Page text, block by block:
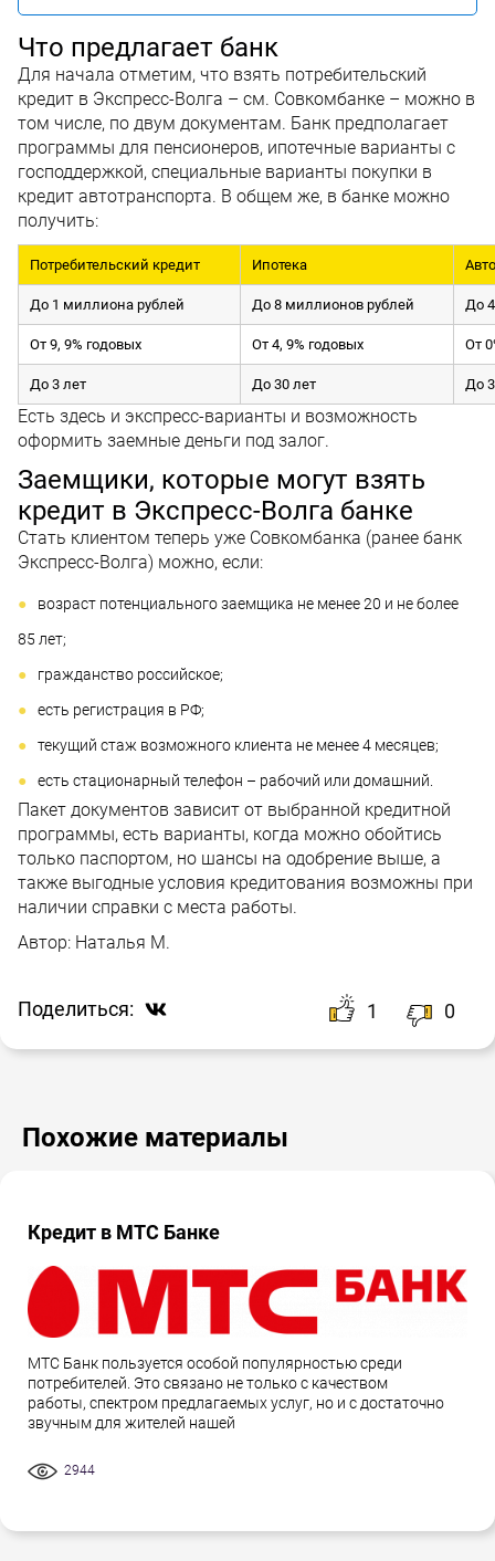
Что предлагает банк
Для начала отметим, что взять потребительский
кредит в Экспресс-Волга – см. Совкомбанке – можно в
том числе, по двум документам. Банк предполагает
программы для пенсионеров, ипотечные варианты с
господдержкой, специальные варианты покупки в
кредит автотранспорта. В общем же, в банке можно
получить:
Потребительский кредит Ипотека
До 1 миллиона рублей До 8 миллионов рублей До
От 9, 9% годовых От 4, 9% годовых От
До 3 лет До 30 лет До
Есть здесь и экспресс-варианты и возможность
оформить заемные деньги под залог.
Заемщики, которые могут взять
кредит в Экспресс-Волга банке
Стать клиентом теперь уже Совкомбанка (ранее банк
Экспресс-Волга) можно, если:
возраст потенциального заемщика не менее 20 и не более
85 лет;
гражданство российское;
есть регистрация в РФ;
текущий стаж возможного клиента не менее 4 месяцев;
есть стационарный телефон – рабочий или домашний.
Пакет документов зависит от выбранной кредитной
программы, есть варианты, когда можно обойтись
только паспортом, но шансы на одобрение выше, а
также выгодные условия кредитования возможны при
наличии справки с места работы.
Автор: Наталья М.
Поделиться: 1 0
Похожие материалы
Кредит в МТС Банке
МТС Банк пользуется особой популярностью среди
потребителей. Это связано не только с качеством
работы, спектром предлагаемых услуг, но и с достаточно
звучным для жителей нашей
2944